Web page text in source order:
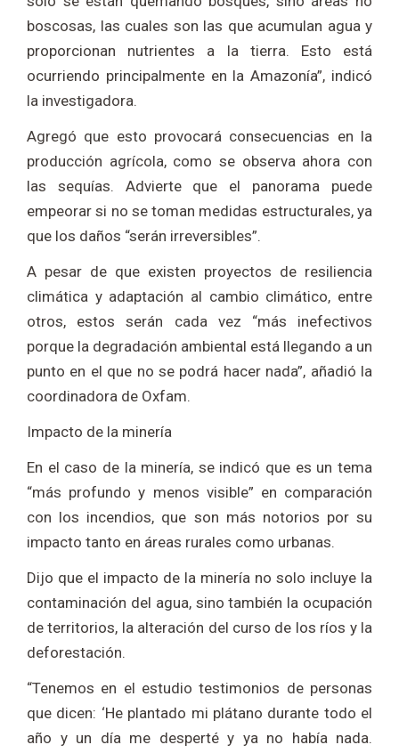
boscosas, las cuales son las que acumulan agua y
proporcionan nutrientes a la tierra. Esto está
ocurriendo principalmente en la Amazonía”, indicó
la investigadora.
Agregó que esto provocará consecuencias en la
producción agrícola, como se observa ahora con
las sequías. Advierte que el panorama puede
empeorar si no se toman medidas estructurales, ya
que los daños “serán irreversibles”.
A pesar de que existen proyectos de resiliencia
climática y adaptación al cambio climático, entre
otros, estos serán cada vez “más inefectivos
porque la degradación ambiental está llegando a un
punto en el que no se podrá hacer nada”, añadió la
coordinadora de Oxfam.
Impacto de la minería
En el caso de la minería, se indicó que es un tema
“más profundo y menos visible” en comparación
con los incendios, que son más notorios por su
impacto tanto en áreas rurales como urbanas.
Dijo que el impacto de la minería no solo incluye la
contaminación del agua, sino también la ocupación
de territorios, la alteración del curso de los ríos y la
deforestación.
“Tenemos en el estudio testimonios de personas
que dicen: ‘He plantado mi plátano durante todo el
año y un día me desperté y ya no había nada.